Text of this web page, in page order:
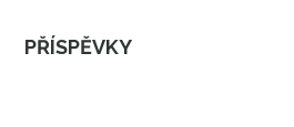
PŘÍSPĚVKY